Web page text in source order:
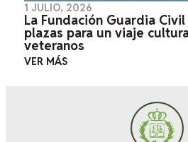
1 JULIO, 2026
La Fundación Guardia
plazas para un viaje
veteranos
VER MÁS